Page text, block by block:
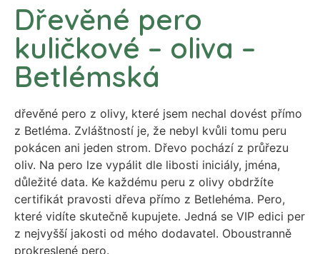
Dřevěné pero
kuličkové – oliva –
Betlémská
dřevěné pero z olivy, které jsem nechal dovést přímo
z Betléma. Zvláštností je, že nebyl kvůli tomu peru
pokácen ani jeden strom. Dřevo pochází z průřezu
oliv. Na pero lze vypálit dle libosti iniciály, jména,
důležité data. Ke každému peru z olivy obdržíte
certifikát pravosti dřeva přímo z Betlehéma. Pero,
které vidíte skutečně kupujete. Jedná se VIP edici per
z nejvyšší jakosti od mého dodavatel. Oboustranně
prokreslené pero.